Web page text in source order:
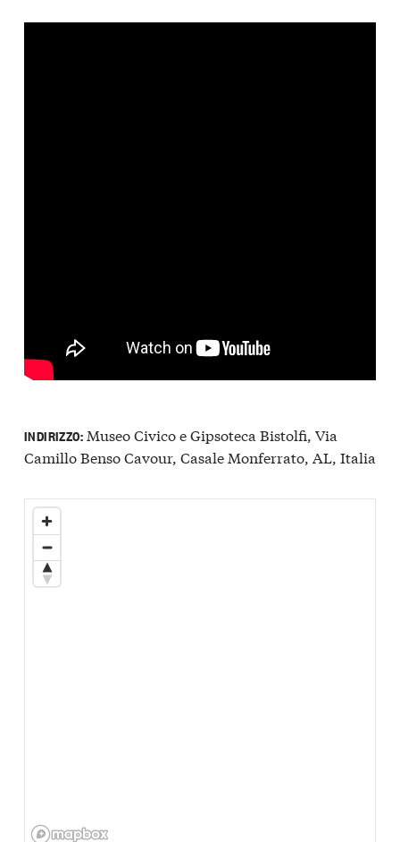
INDIRIZZO:Museo Civico e Gipsoteca Bistolfi, Via
Camillo Benso Cavour, Casale Monferrato, AL, Italia